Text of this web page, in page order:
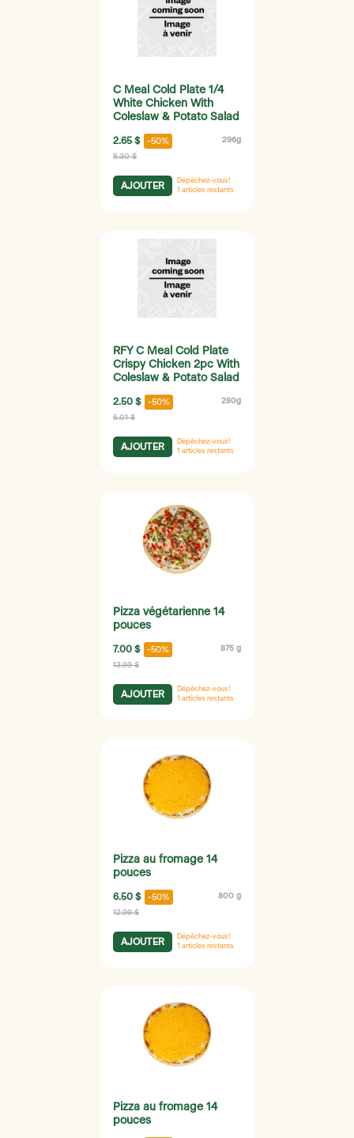
C Meal Cold Plate 1/4
White Chicken With
Coleslaw & Potato Salad
2.65 $ -50% 296g
5.30 $
AJOUTER
Dépêchez-vous!
1 articles restants
RFY C Meal Cold Plate
Crispy Chicken 2pc With
Coleslaw & Potato Salad
2.50 $ -50% 280g
5.01 $
AJOUTER
Dépêchez-vous!
1 articles restants
Pizza végétarienne 14
pouces
7.00 $ -50% 875 g
13.99 $
AJOUTER
Dépêchez-vous!
1 articles restants
Pizza au fromage 14
pouces
6.50 $ -50% 800 g
12.99 $
AJOUTER
Dépêchez-vous!
1 articles restants
Pizza au fromage 14
pouces